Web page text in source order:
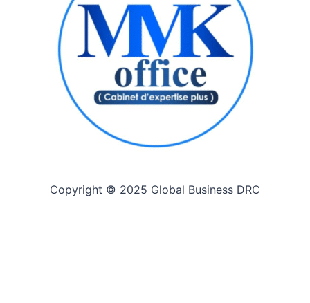
Copyright © 2025 Global Business DRC